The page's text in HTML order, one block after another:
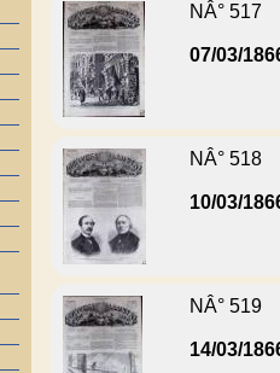
NÂ° 517
07/03/
NÂ° 518
10/03/
NÂ° 519
14/03/